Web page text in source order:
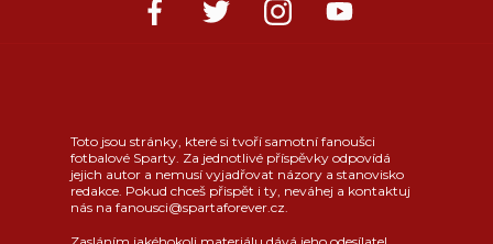
Toto jsou stránky, které si tvoří samotní fanoušci
fotbalové Sparty. Za jednotlivé příspěvky odpovídá
jejich autor a nemusí vyjadřovat názory a stanovisko
redakce. Pokud chceš přispět i ty, neváhej a kontaktuj
nás na fanousci@spartaforever.cz.